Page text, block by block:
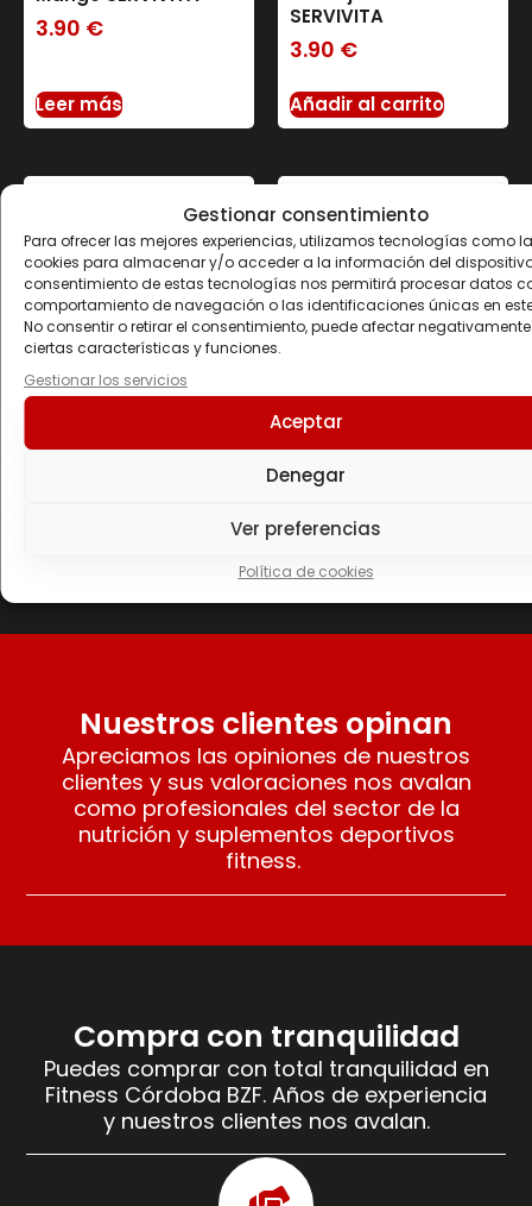
Gestionar consentimiento
Para ofrecer las mejores experiencias, utilizamos tecnologías como
cookies para almacenar y/o acceder a la información del
consentimiento de estas tecnologías nos permitirá procesar datos
comportamiento de navegación o las identificaciones únicas en
No consentir o retirar el consentimiento, puede afectar
ciertas características y funciones.
Gestionar los servicios
Aceptar
Denegar
Ver preferencias
Política de cookies
3.90 €
Leer más
SERVIVITA
3.90 €
Añadir al carrito
MLTomate&Albahaca
PROTEIN MÜSLI 500 GR
22.70
Seleccionar opciones
Nuestros clientes opinan
Apreciamos las opiniones de nuestros
clientes y sus valoraciones nos avalan
como profesionales del sector de la
nutrición y suplementos deportivos
fitness.
Compra con tranquilidad
Puedes comprar con total tranquilidad en
Fitness Córdoba BZF. Años de experiencia
y nuestros clientes nos avalan.